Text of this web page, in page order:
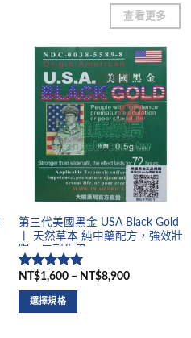
查看更多
第三代美國黑金 USA Black Gold
丨 天然草本 純中藥配方，強效壯
陽，無副作用
評分5滿
分 5
NT$1,600 – NT$8,900
選擇規格